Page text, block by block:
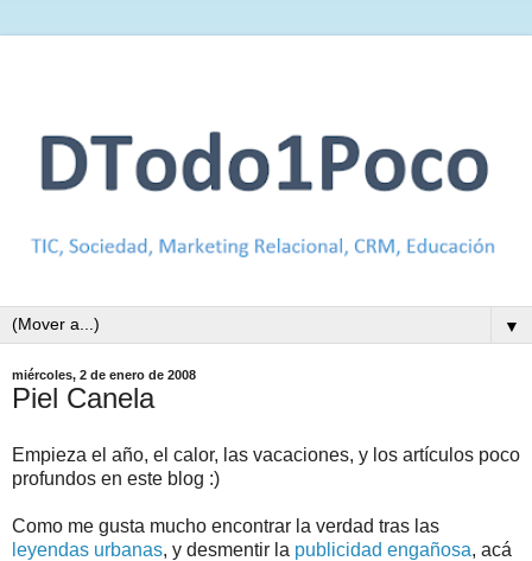
▼
miércoles, 2 de enero de 2008
Piel Canela
Empieza el año, el calor, las vacaciones, y los artículos poco
profundos en este blog :)
Como me gusta mucho encontrar la verdad tras las
leyendas urbanas, y desmentir la publicidad engañosa, acá